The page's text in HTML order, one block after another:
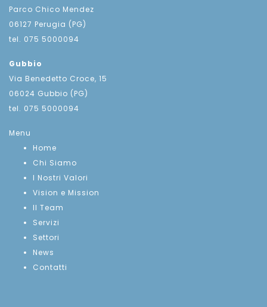
Parco Chico Mendez
06127 Perugia (PG)
tel. 075 5000094
Gubbio
Via Benedetto Croce, 15
06024 Gubbio (PG)
tel. 075 5000094
Menu
Home
Chi Siamo
I Nostri Valori
Vision e Mission
Il Team
Servizi
Settori
News
Contatti